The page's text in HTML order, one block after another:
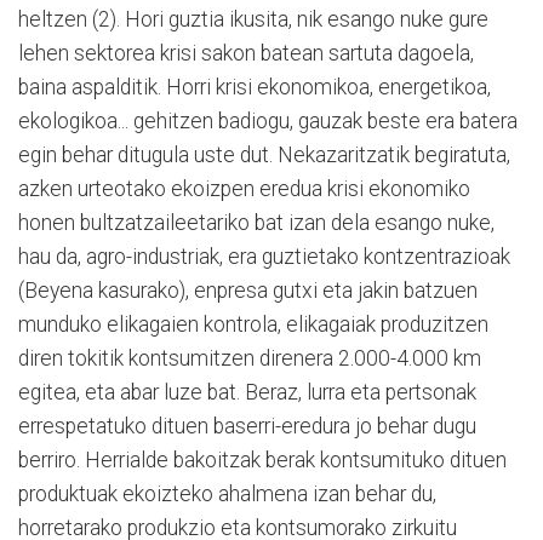
heltzen (2). Hori guztia ikusita, nik esango nuke gure
lehen sektorea krisi sakon batean sartuta dagoela,
baina aspalditik. Horri krisi ekonomikoa, energetikoa,
ekologikoa... gehitzen badiogu, gauzak beste era batera
egin behar ditugula uste dut. Nekazaritzatik begiratuta,
azken urteotako ekoizpen eredua krisi ekonomiko
honen bultzatzaileetariko bat izan dela esango nuke,
hau da, agro-industriak, era guztietako kontzentrazioak
(Beyena kasurako), enpresa gutxi eta jakin batzuen
munduko elikagaien kontrola, elikagaiak produzitzen
diren tokitik kontsumitzen direnera 2.000-4.000 km
egitea, eta abar luze bat. Beraz, lurra eta pertsonak
errespetatuko dituen baserri-eredura jo behar dugu
berriro. Herrialde bakoitzak berak kontsumituko dituen
produktuak ekoizteko ahalmena izan behar du,
horretarako produkzio eta kontsumorako zirkuitu